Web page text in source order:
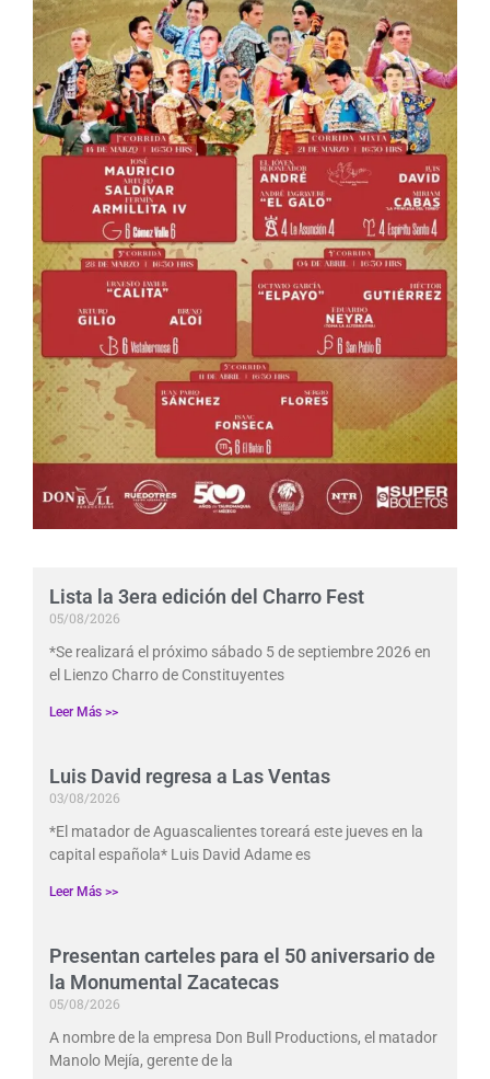
Lista la 3era edición del Charro Fest
05/08/2026
*Se realizará el próximo sábado 5 de septiembre 2026 en
el Lienzo Charro de Constituyentes
Leer Más >>
Luis David regresa a Las Ventas
03/08/2026
*El matador de Aguascalientes toreará este jueves en la
capital española* Luis David Adame es
Leer Más >>
Presentan carteles para el 50 aniversario de
la Monumental Zacatecas
05/08/2026
A nombre de la empresa Don Bull Productions, el matador
Manolo Mejía, gerente de la